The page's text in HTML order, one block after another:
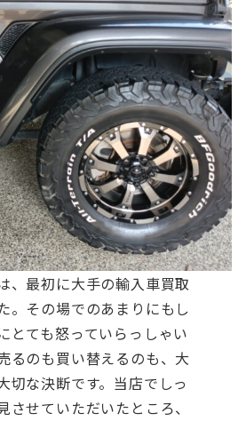
、最初に大手の輸入車買取
。その場でのあまりにもし
とても怒っていらっしゃい
るのも買い替えるのも、大
切な決断です。当店でしっ
させていただいたところ、